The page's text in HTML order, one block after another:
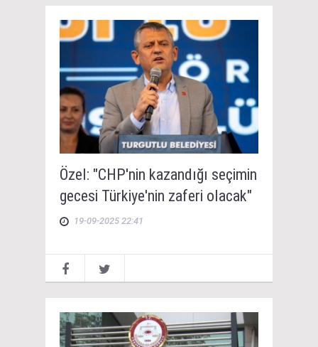
Özel: "CHP'nin kazandığı seçimin
gecesi Türkiye'nin zaferi olacak"
19-09-2025 22:41